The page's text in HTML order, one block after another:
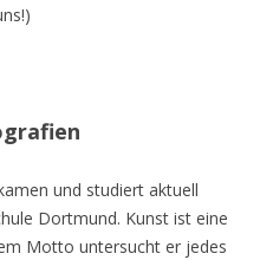
und studiert aktuell
Dortmund. Kunst ist eine
Motto untersucht er jedes